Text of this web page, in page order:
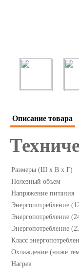
Описание товара
Размеры (Ш x В x Г)
Полезный объем
Напряжение питания
Энергопотребление
Энергопотребление
Энергопотребление
Класс
Охлаждение (ниже
Нагрев